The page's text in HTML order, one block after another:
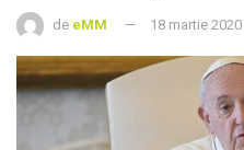
de eMM 18 martie 2020